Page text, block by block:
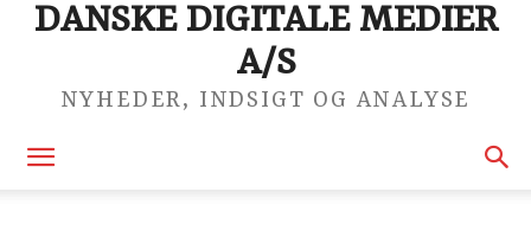
DANSKE DIGITALE MEDIER
A/S
NYHEDER, INDSIGT OG ANALYSE